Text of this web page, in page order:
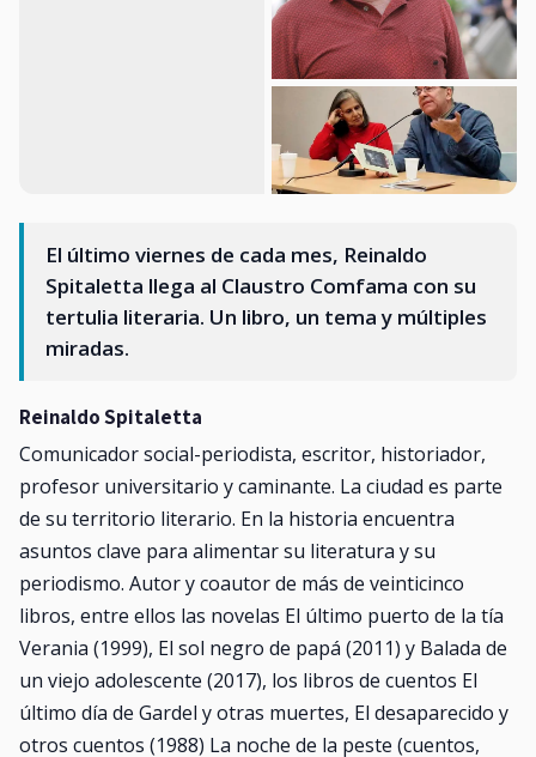
El último viernes de cada mes, Reinaldo
Spitaletta llega al Claustro Comfama con su
tertulia literaria. Un libro, un tema y múltiples
miradas.
Reinaldo Spitaletta
Comunicador social-periodista, escritor, historiador,
profesor universitario y caminante. La ciudad es parte
de su territorio literario. En la historia encuentra
asuntos clave para alimentar su literatura y su
periodismo. Autor y coautor de más de veinticinco
libros, entre ellos las novelas El último puerto de la tía
Verania (1999), El sol negro de papá (2011) y Balada de
un viejo adolescente (2017), los libros de cuentos El
último día de Gardel y otras muertes, El desaparecido y
otros cuentos (1988) La noche de la peste (cuentos,